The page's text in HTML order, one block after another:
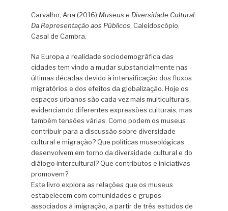
Carvalho, Ana (2016) Museus e Diversidade Cultural:
Da Representação aos Públicos, Caleidoscópio,
Casal de Cambra.
Na Europa a realidade sociodemográfica das
cidades tem vindo a mudar substancialmente nas
últimas décadas devido à intensificação dos fluxos
migratórios e dos efeitos da globalização. Hoje os
espaços urbanos são cada vez mais multiculturais,
evidenciando diferentes expressões culturais, mas
também tensões várias. Como podem os museus
contribuir para a discussão sobre diversidade
cultural e migração? Que políticas museológicas
desenvolvem em torno da diversidade cultural e do
diálogo intercultural? Que contributos e iniciativas
promovem?
Este livro explora as relações que os museus
estabelecem com comunidades e grupos
associados à imigração, a partir de três estudos de